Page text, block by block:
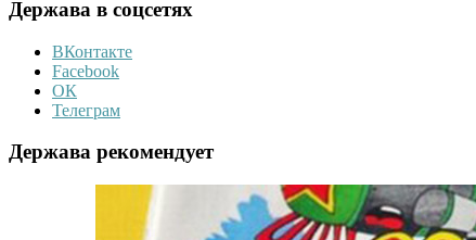
Держава в соцсетях
ВКонтакте
Facebook
ОК
Телеграм
Держава рекомендует